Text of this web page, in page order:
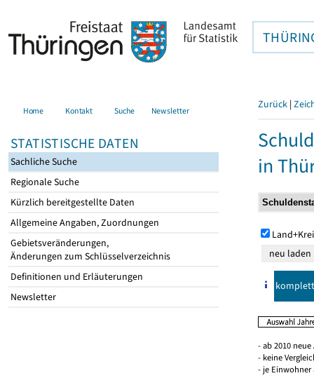
Home Kontakt Suche Newsletter
STATISTISCHE DATEN
Sachliche Suche
Regionale Suche
Kürzlich bereitgestellte Daten
Allgemeine Angaben, Zuordnungen
Gebietsveränderungen,
Änderungen zum Schlüsselverzeichnis
Definitionen und Erläuterungen
Newsletter
Zurück |
in
komplett
- ab 2010
- keine
- je Einwohner